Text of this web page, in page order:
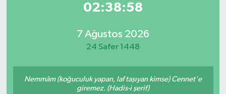
02:38:58
7 Ağustos 2026
24 Safer 1448
Nemmâm (koğuculuk yapan, laf taşıyan kimse) Cennet'e
giremez. (Hadis-i şerif)
Sağlık